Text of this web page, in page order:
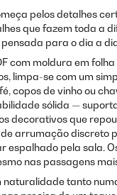
pelos detalhes
que fazem toda a
para o dia a
com moldura em
limpa-se com um
copos de vinho ou
sólida —
decorativos que
arrumação discreto
espalhado pela sala.
nas passagens
naturalidade tanto